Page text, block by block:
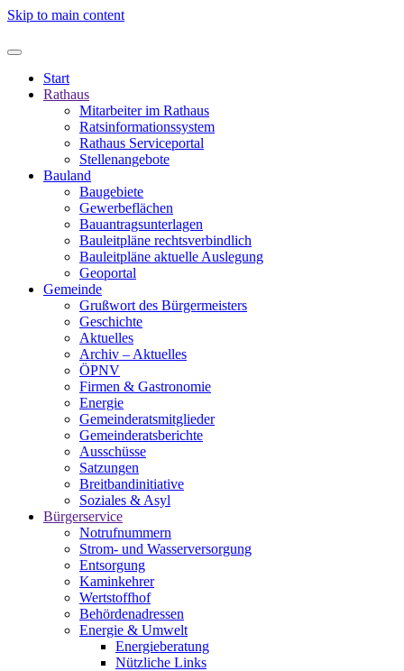
Skip to main content
Start
Rathaus
Mitarbeiter im Rathaus
Ratsinformationssystem
Rathaus Serviceportal
Stellenangebote
Bauland
Baugebiete
Gewerbeflächen
Bauantragsunterlagen
Bauleitpläne rechtsverbindlich
Bauleitpläne aktuelle Auslegung
Geoportal
Gemeinde
Grußwort des Bürgermeisters
Geschichte
Aktuelles
Archiv – Aktuelles
ÖPNV
Firmen & Gastronomie
Energie
Gemeinderatsmitglieder
Gemeinderatsberichte
Ausschüsse
Satzungen
Breitbandinitiative
Soziales & Asyl
Bürgerservice
Notrufnummern
Strom- und Wasserversorgung
Entsorgung
Kaminkehrer
Wertstoffhof
Behördenadressen
Energie & Umwelt
Energieberatung
Nützliche Links